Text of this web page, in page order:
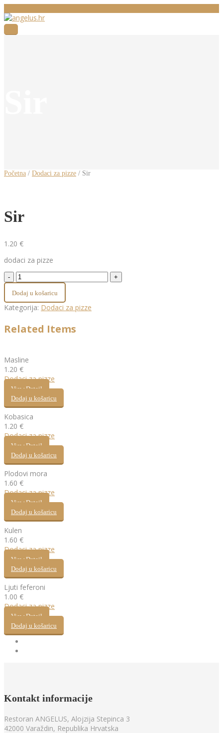
Početna / Dodaci za pizze / Sir
Sir
1.20 €
dodaci za pizze
Dodaj u košaricu
Kategorija: Dodaci za pizze
Related Items
Masline
1.20 €
Dodaci za pizze
View Detail
Dodaj u košaricu
Kobasica
1.20 €
Dodaci za pizze
View Detail
Dodaj u košaricu
Plodovi mora
1.60 €
Dodaci za pizze
View Detail
Dodaj u košaricu
Kulen
1.60 €
Dodaci za pizze
View Detail
Dodaj u košaricu
Ljuti feferoni
1.00 €
Dodaci za pizze
View Detail
Dodaj u košaricu
Kontakt informacije
Restoran ANGELUS, Alojzija Stepinca 3
42000 Varaždin, Republika Hrvatska